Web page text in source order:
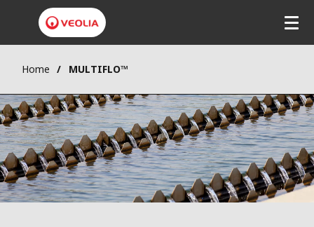
Home MULTIFLO™